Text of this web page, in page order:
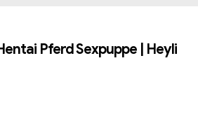
Pferd Sexpuppe | Heyli